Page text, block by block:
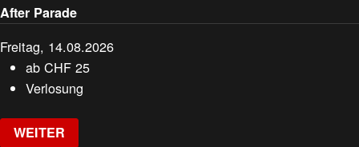
After Parade
Freitag, 14.08.2026
abCHF 25
Verlosung
WEITER